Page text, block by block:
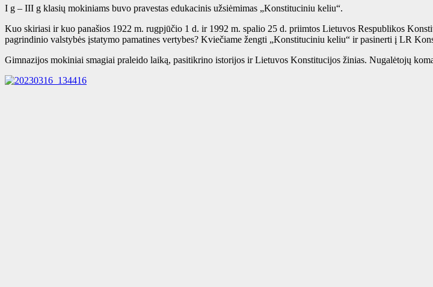
I g – III g klasių mokiniams buvo pravestas edukacinis užsiėmimas „Konstituciniu keliu“.
Kuo skiriasi ir kuo panašios 1922 m. rugpjūčio 1 d. ir 1992 m. spalio 25 d. priimtos Lietuvos Respublikos
pagrindinio valstybės įstatymo pamatines vertybes? Kviečiame žengti „Konstituciniu keliu“ ir pasinerti į LR
Gimnazijos mokiniai smagiai praleido laiką, pasitikrino istorijos ir Lietuvos Konstitucijos žinias. Nugalėtojų